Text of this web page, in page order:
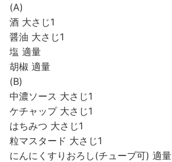
(A)
酒 大さじ1
醤油 大さじ1
塩 適量
胡椒 適量
(B)
中濃ソース 大さじ1
ケチャップ 大さじ1
はちみつ 大さじ1
粒マスタード 大さじ1
にんにくすりおろし(チューブ可) 適量